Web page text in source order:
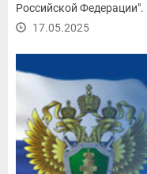
Российской Федерации".
17.05.2025